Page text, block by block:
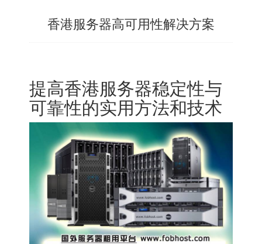
香港服务器高可用性解决方案
提高香港服务器稳定性与
可靠性的实用方法和技术